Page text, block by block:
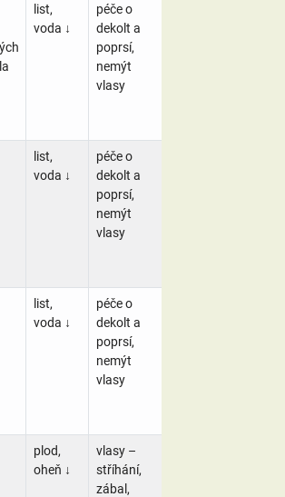
list,
voda ↓
péče o
dekolt a
poprsí,
nemýt
vlasy
list,
voda ↓
péče o
dekolt a
poprsí,
nemýt
vlasy
list,
voda ↓
péče o
dekolt a
poprsí,
nemýt
vlasy
plod,
oheň ↓
vlasy –
stříhání,
zábal,